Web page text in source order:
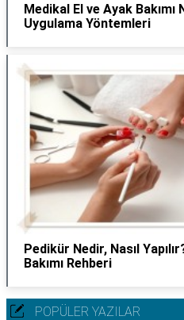
Medikal El ve Ayak Bakımı
Uygulama Yöntemleri
Pedikür Nedir, Nasıl
Bakımı Rehberi
POPÜLER YAZILAR